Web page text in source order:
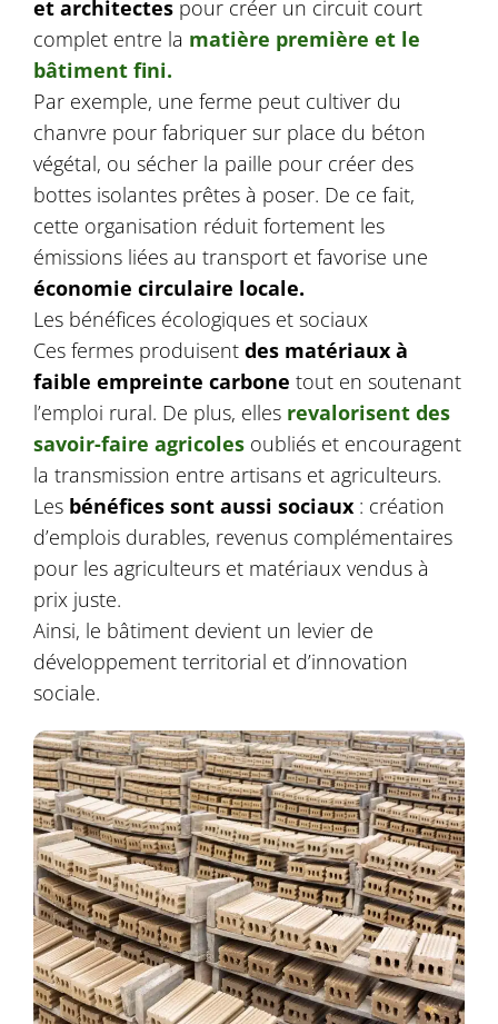
et architectespour créer un circuit court
complet entre la matière première et le
bâtiment fini.
Par exemple, une ferme peut cultiver du
chanvre pour fabriquer sur place du béton
végétal, ou sécher la paille pour créer des
bottes isolantes prêtes à poser. De ce fait,
cette organisation réduit fortement les
émissions liées au transport et favorise une
économie circulaire locale.
Les bénéfices écologiques et sociaux
Ces fermes produisent des matériaux à
faible empreinte carbone tout en soutenant
l’emploi rural. De plus, elles revalorisent des
savoir-faire agricolesoubliés et encouragent
la transmission entre artisans et agriculteurs.
Les bénéfices sont aussi sociaux: création
d’emplois durables, revenus complémentaires
pour les agriculteurs et matériaux vendus à
prix juste.
Ainsi, le bâtiment devient un levier de
développement territorial et d’innovation
sociale.